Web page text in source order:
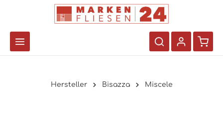
Hersteller Bisazza Miscele